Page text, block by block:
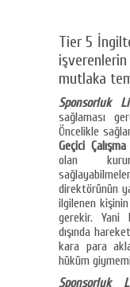
Tier 5
mutlaka
Sponsorluk
sağlaması
Öncelikle
Geçici
olan
direktörünün
ilgilenen kişinin
gerekir. Yani
dışında
kara para
hüküm
Sponsorluk